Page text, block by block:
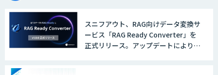
スニフアウト、RAG向けデータ変換サ
ービス「RAG Ready Converter」を
正式リリース。アップデートにより変